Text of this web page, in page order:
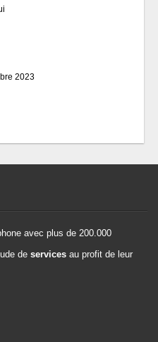
2023
avec plus de 200.000
de services au profit de leur